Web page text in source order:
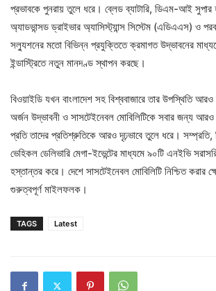
প্রভাবকে পুনরায় তুলে ধরে। ব্লেড ব্যাটারি, ডিএম-আই সুপার
অ্যাডভান্সড ড্রাইভার অ্যাসিস্ট্যান্স সিস্টেম (এডিএএস) ও
সল্যুশনের মতো বিভিন্ন প্রযুক্তিতে ক্রমাগত উদ্ভাবনের
ইন্ডাস্ট্রিতে নতুন মানদণ্ড স্থাপন করছে।
বিওয়াইডি যখন বাংলাদেশ সহ বিশ্ববাজারে তার উপস্থিতি
অর্জন উদ্ভাবনী ও সাসটেইনেবল মোবিলিটিকে সবার জন্য
প্রতি তাদের প্রতিশ্রুতিকে আরও দৃঢ়ভাবে তুলে ধরে। সম্প্রতি,
ভেহিকল ডেলিভারি মেগা-ইভেন্টের মাধ্যমে ৯০টি এনইভি
হস্তান্তর করে। দেশে সাসটেইনেবল মোবিলিটি নিশ্চিত করার
গুরুত্বপূর্ণ মাইলফলক।
TAGS Latest